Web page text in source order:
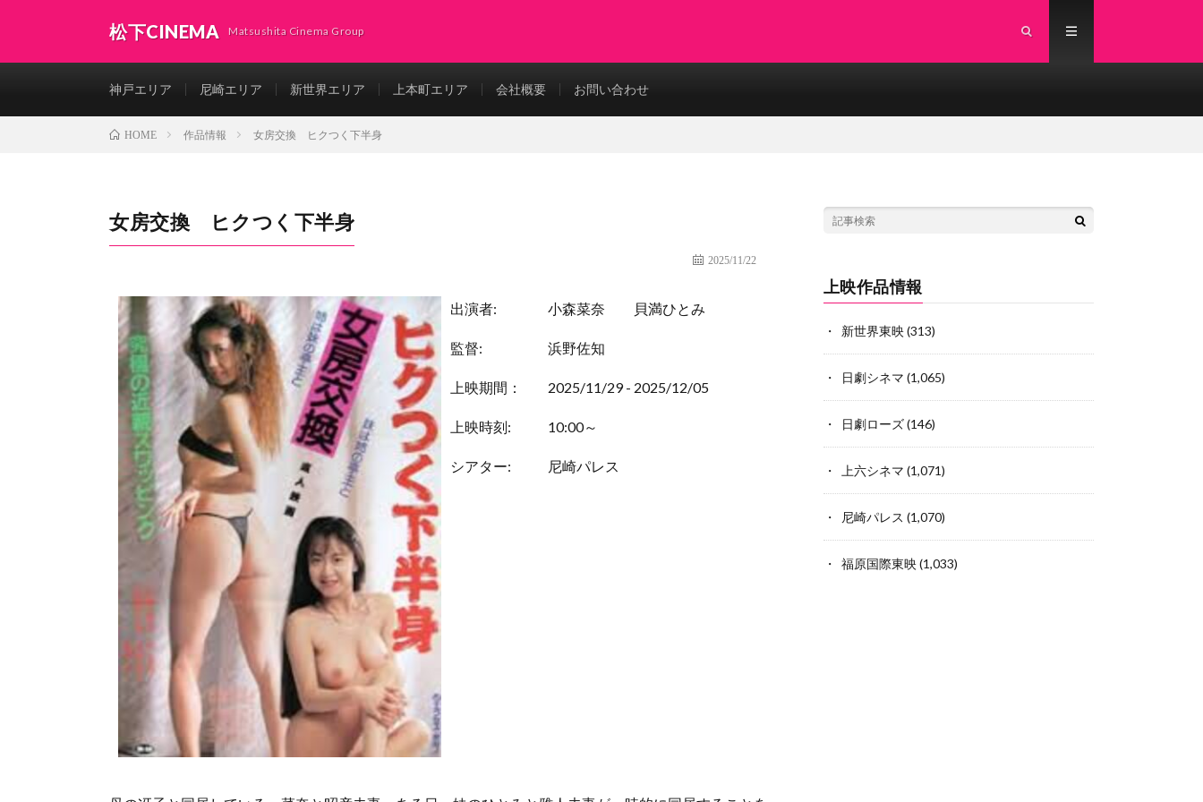
松下CINEMA Matsushita Cinema Group
神戸エリア 尼崎エリア 新世界エリア 上本町エリア 会社概要 お問い合わせ
HOME 作品情報 女房交換 ヒクつく下半身
女房交換 ヒクつく下半身
2025/11/22
出演者: 小森菜奈 貝満ひとみ
監督: 浜野佐知
上映期間： 2025/11/29 - 2025/12/05
上映時刻: 10:00～
シアター: 尼崎パレス
上映作品情報
新世界東映(313)
日劇シネマ (1,065)
日劇ローズ(146)
上六シネマ (1,071)
尼崎パレス (1,070)
福原国際東映(1,033)